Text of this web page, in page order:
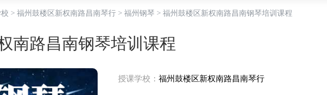
> 福州鼓楼区新权南路昌南琴行 > 福州钢琴 > 福州鼓楼区新权南路昌南钢琴培训课程
南路昌南钢琴培训课程
授课学校： 福州鼓楼区新权南路昌南琴行